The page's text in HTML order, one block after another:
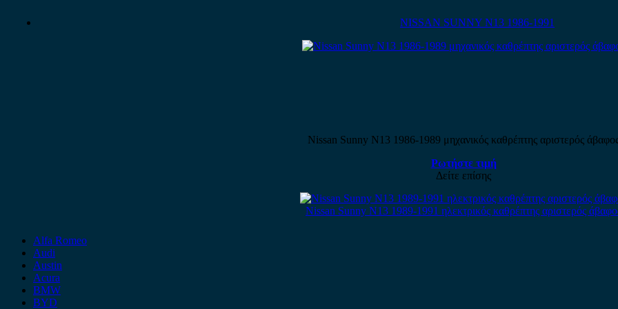
NISSAN SUNNY N13 1986-1991
Nissan Sunny N13 1986-1989 μηχανικός καθρέπτης αριστερός
Ρωτήστε τιμή
Δείτε επίσης
Nissan Sunny N13 1989-1991 ηλεκτρικός καθρέπτης αριστερός
Alfa Romeo
Audi
Austin
Acura
BMW
BYD